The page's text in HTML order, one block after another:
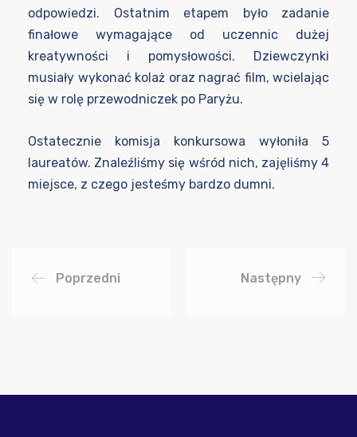
odpowiedzi. Ostatnim etapem było zadanie
finałowe wymagające od uczennic dużej
kreatywności i pomysłowości. Dziewczynki
musiały wykonać kolaż oraz nagrać film, wcielając
się w rolę przewodniczek po Paryżu.
Ostatecznie komisja konkursowa wyłoniła 5
laureatów. Znaleźliśmy się wśród nich, zajęliśmy 4
miejsce, z czego jesteśmy bardzo dumni.
Poprzedni Następny